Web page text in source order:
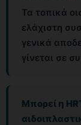
Τα τοπικά
ελάχιστη
γενικά
γίνεται σε
Μπορεί η